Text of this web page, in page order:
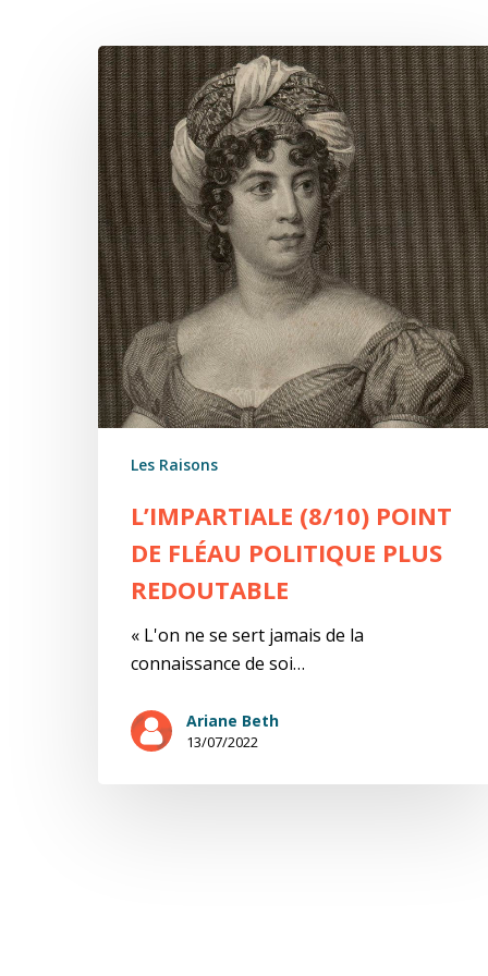
L’impartiale
(8/10)
Point
de
fléau
politique
plus
redoutable
Les Raisons
L’IMPARTIALE (8/10) POINT
DE FLÉAU POLITIQUE PLUS
REDOUTABLE
« L'on ne se sert jamais de la
connaissance de soi…
Ariane Beth
13/07/2022